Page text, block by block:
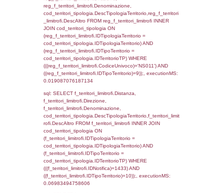
((f_territori_limitrofi.IDTipoTerritorio)=4)),
0.071511030197144
sql: SELECT
reg_f_territori_limitrofi.Direzione,
reg_f_territori_limitrofi.Denominazione,
_limitrofi.DescAltro FROM
JOIN cod_territori_tipologia ON
(reg_f_territori_limitrofi.IDTipologiaTerritorio =
cod_territori_tipologia.IDTipologiaTerritorio)
(reg_f_territori_limitrofi.IDTipoTerritorio =
cod_territori_tipologia.IDTerritorioTP)
0.020155906677246